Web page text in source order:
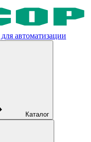
автоматизации
Каталог